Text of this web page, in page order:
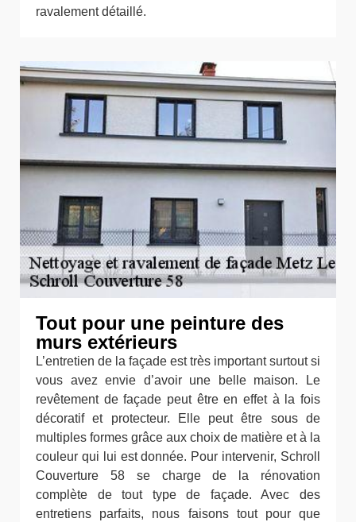
ravalement détaillé.
Tout pour une peinture des
murs extérieurs
L’entretien de la façade est très important surtout si
vous avez envie d’avoir une belle maison. Le
revêtement de façade peut être en effet à la fois
décoratif et protecteur. Elle peut être sous de
multiples formes grâce aux choix de matière et à la
couleur qui lui est donnée. Pour intervenir, Schroll
Couverture 58 se charge de la rénovation
complète de tout type de façade. Avec des
entretiens parfaits, nous faisons tout pour que